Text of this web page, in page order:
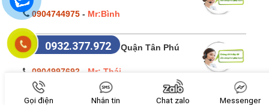
0904744975 - Mr:Bình
Hỗ Trợ Khách Hàng Tại Quận Tân Phú
0904997692 Mr: Thái
0932.377.972
Gọi điện Nhắn tin Chat zalo Messenger